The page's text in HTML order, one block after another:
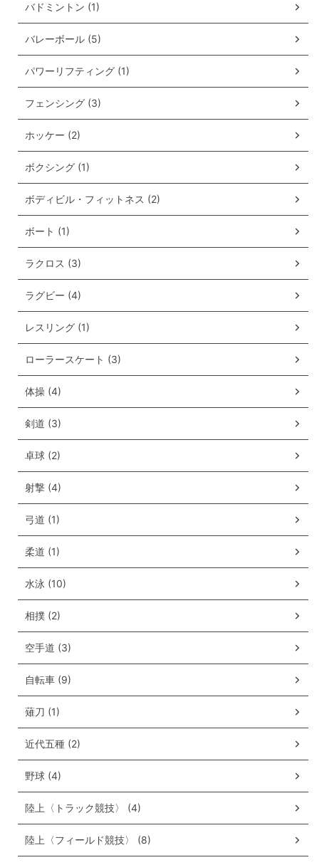
バドミントン (1)
バレーボール (5)
パワーリフティング (1)
フェンシング (3)
ホッケー (2)
ボクシング (1)
ボディビル・フィットネス (2)
ボート (1)
ラクロス (3)
ラグビー (4)
レスリング (1)
ローラースケート (3)
体操 (4)
剣道 (3)
卓球 (2)
射撃 (4)
弓道 (1)
柔道 (1)
水泳 (10)
相撲 (2)
空手道 (3)
自転車 (9)
薙刀 (1)
近代五種 (2)
野球 (4)
陸上〈トラック競技〉 (4)
陸上〈フィールド競技〉 (8)